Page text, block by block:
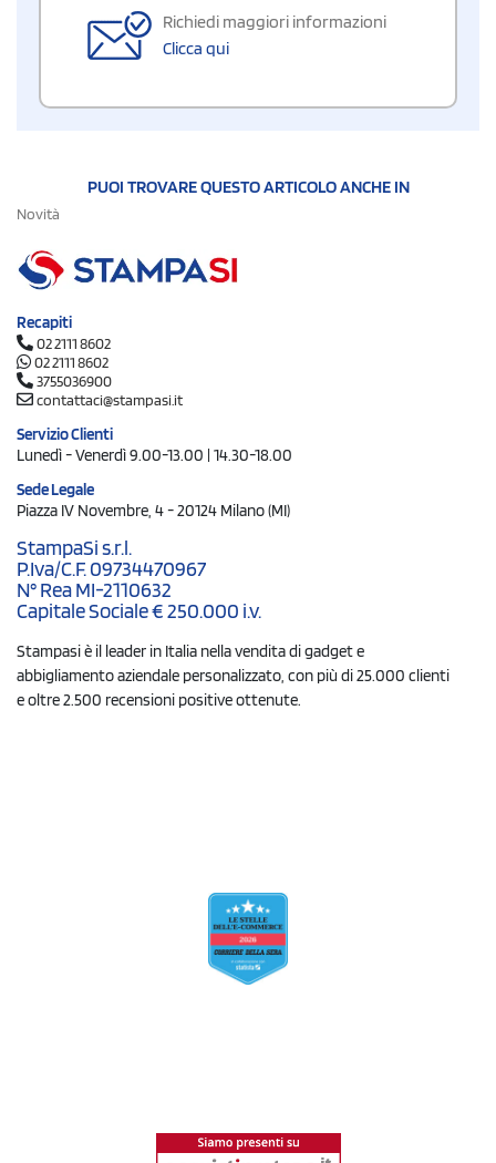
Richiedi maggiori informazioni
Clicca qui
PUOI TROVARE QUESTO ARTICOLO ANCHE IN
Novità
Recapiti
02 2111 8602
02 2111 8602
3755036900
contattaci@stampasi.it
Servizio Clienti
Lunedì - Venerdì 9.00-13.00 | 14.30-18.00
Sede Legale
Piazza IV Novembre, 4 - 20124 Milano (MI)
StampaSi s.r.l.
P.Iva/C.F. 09734470967
N° Rea MI-2110632
Capitale Sociale € 250.000 i.v.
Stampasi è il leader in Italia nella vendita di gadget e
abbigliamento aziendale personalizzato, con più di 25.000 clienti
e oltre 2.500 recensioni positive ottenute.